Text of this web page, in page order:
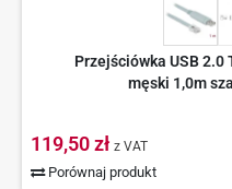
Przejściówka USB 2.0
męski 1,0m
119,50 zł z VAT
Porównaj produkt